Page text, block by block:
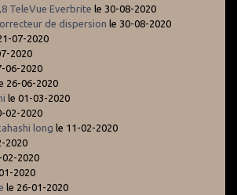
TeleVue Everbrite le 30-08-2020
de dispersion le 30-08-2020
07-2020
2020
06-2020
26-06-2020
le 01-03-2020
02-2020
long le 11-02-2020
2020
02-2020
2020
le 26-01-2020